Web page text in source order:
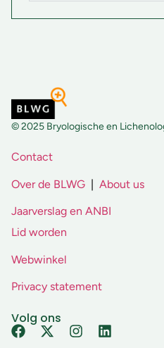
© 2025 Bryologische en
Contact
Over de BLWG | About us
Jaarverslag en ANBI
Lid worden
Webwinkel
Privacy statement
Volg ons